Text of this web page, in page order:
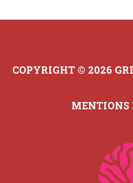
COPYRIGHT © 2026
MENTIONS